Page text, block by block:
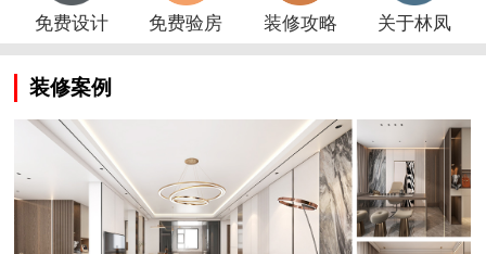
免费设计 免费验房 装修攻略 关于林凤
装修案例